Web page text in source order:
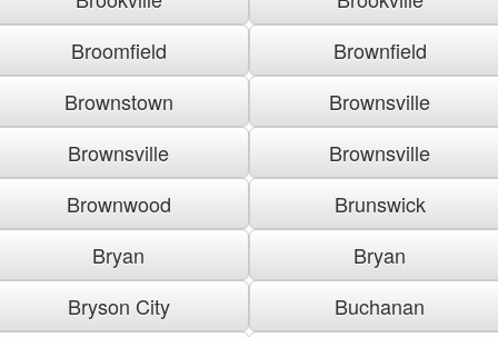
Broomfield
Brownfield
Brownstown
Brownsville
Brownsville
Brownsville
Brownwood
Brunswick
Bryan
Bryan
Bryson City
Buchanan